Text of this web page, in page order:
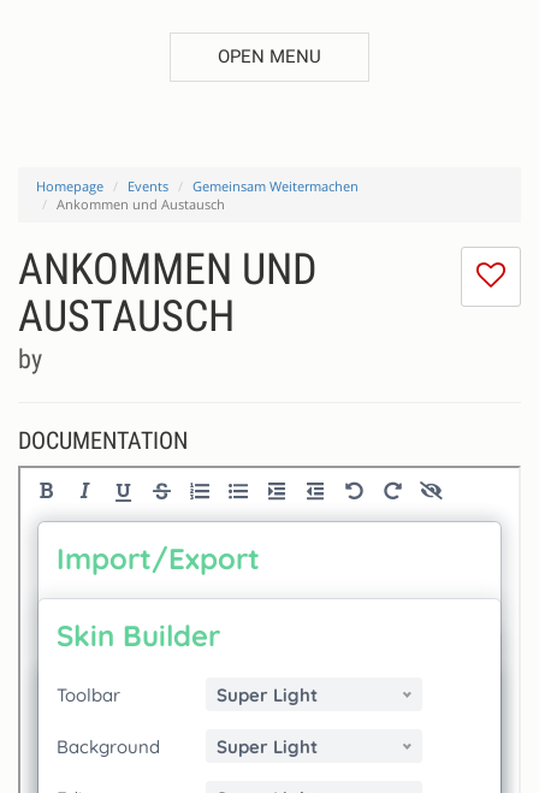
OPEN MENU
Homepage Events
Gemeinsam Weitermachen
Ankommen und Austausch
I
ANKOMMEN UND
AUSTAUSCH
by
DOCUMENTATION